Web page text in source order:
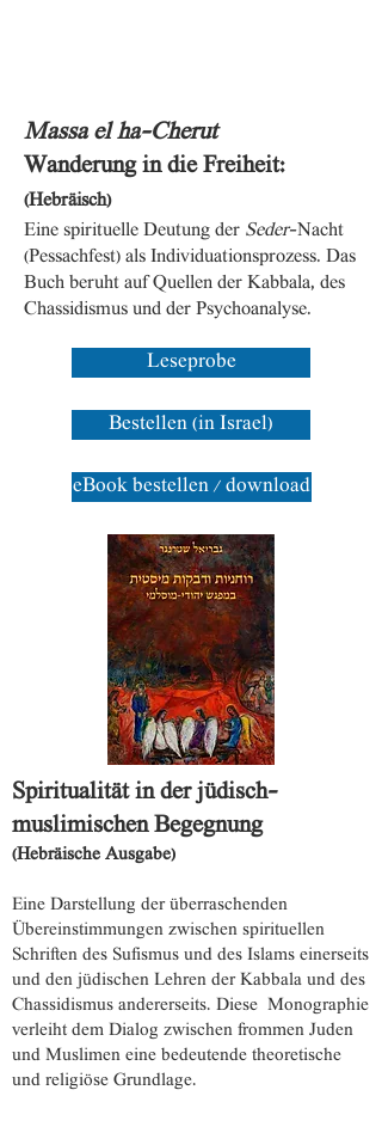
Massa el ha-Cherut
Wanderung in die Freiheit:
(Hebräisch)
Eine spirituelle Deutung der Seder-Nacht
(Pessachfest) als Individuationsprozess. Das
Buch beruht auf Quellen der Kabbala, des
Chassidismus und der Psychoanalyse.
Leseprobe
Bestellen (in Israel)
eBook bestellen / download
Spiritualität in der jüdisch-
muslimischen Begegnung
(Hebräische Ausgabe)
Eine Darstellung der überraschenden
Übereinstimmungen zwischen spirituellen
Schriften des Sufismus und des Islams einerseits
und den jüdischen Lehren der Kabbala und des
Chassidismus andererseits. Diese Monographie
verleiht dem Dialog zwischen frommen Juden
und Muslimen eine bedeutende theoretische
und religiöse Grundlage.